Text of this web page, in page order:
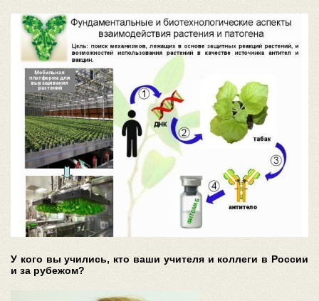
У кого вы учились, кто ваши учителя и коллеги в России
и за рубежом?